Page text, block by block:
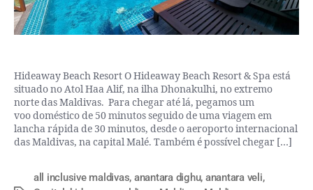
Hideaway Beach Resort O Hideaway Beach Resort & Spa está
situado no Atol Haa Alif, na ilha Dhonakulhi, no extremo
norte das Maldivas. Para chegar até lá, pegamos um
voo doméstico de 50 minutos seguido de uma viagem em
lancha rápida de 30 minutos, desde o aeroporto internacional
das Maldivas, na capital Malé. Também é possível chegar […]
all inclusive maldivas, anantara dighu, anantara veli,